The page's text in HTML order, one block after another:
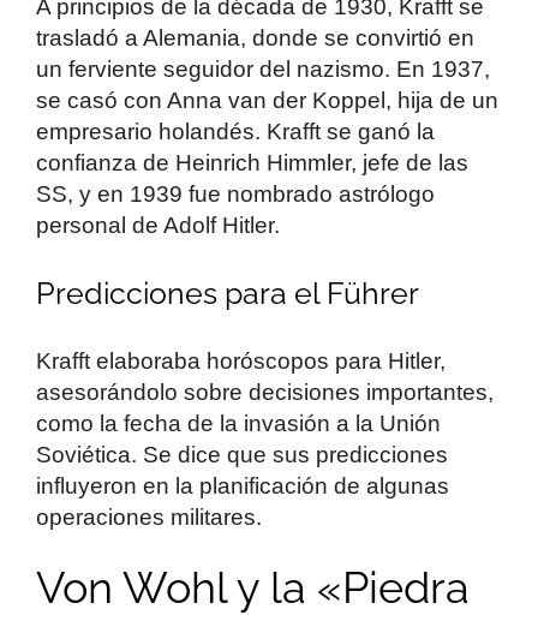
A principios de la década de 1930, Krafft se
trasladó a Alemania, donde se convirtió en
un ferviente seguidor del nazismo. En 1937,
se casó con Anna van der Koppel, hija de un
empresario holandés. Krafft se ganó la
confianza de Heinrich Himmler, jefe de las
SS, y en 1939 fue nombrado astrólogo
personal de Adolf Hitler.
Predicciones para el Führer
Krafft elaboraba horóscopos para Hitler,
asesorándolo sobre decisiones importantes,
como la fecha de la invasión a la Unión
Soviética. Se dice que sus predicciones
influyeron en la planificación de algunas
operaciones militares.
Von Wohl y la «Piedra